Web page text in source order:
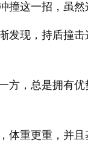
撞这一招，虽
发现，持盾撞
方，总是拥有
体重更重，并